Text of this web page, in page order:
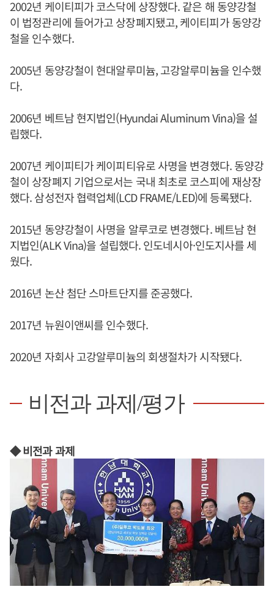
2002년 케이티피가 코스닥에 상장했다. 같은 해 동양강철
이 법정관리에 들어가고 상장폐지됐고, 케이티피가 동양강
철을 인수했다.
2005년 동양강철이 현대알루미늄, 고강알루미늄을 인수했
다.
2006년 베트남 현지법인(Hyundai Aluminum Vina)을 설
립했다.
2007년 케이피티가 케이피티유로 사명을 변경했다. 동양강
철이 상장폐지 기업으로서는 국내 최초로 코스피에 재상장
했다. 삼성전자 협력업체(LCD FRAME/LED)에 등록됐다.
2015년 동양강철이 사명을 알루코로 변경했다. 베트남 현
지법인(ALK Vina)을 설립했다. 인도네시아·인도지사를 세
웠다.
2016년 논산 첨단 스마트단지를 준공했다.
2017년 뉴원이앤씨를 인수했다.
2020년 자회사 고강알루미늄의 회생절차가 시작됐다.
비전과 과제/평가
◆ 비전과 과제